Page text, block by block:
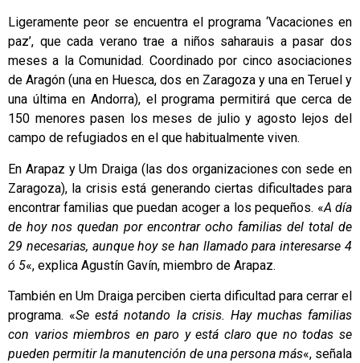
Ligeramente peor se encuentra el programa ‘Vacaciones en
paz’, que cada verano trae a niños saharauis a pasar dos
meses a la Comunidad. Coordinado por cinco asociaciones
de Aragón (una en Huesca, dos en Zaragoza y una en Teruel y
una última en Andorra), el programa permitirá que cerca de
150 menores pasen los meses de julio y agosto lejos del
campo de refugiados en el que habitualmente viven.
En Arapaz y Um Draiga (las dos organizaciones con sede en
Zaragoza), la crisis está generando ciertas dificultades para
encontrar familias que puedan acoger a los pequeños. «A día
de hoy nos quedan por encontrar ocho familias del total de
29 necesarias, aunque hoy se han llamado para interesarse 4
ó 5«, explica Agustín Gavín, miembro de Arapaz.
También en Um Draiga perciben cierta dificultad para cerrar el
programa. «Se está notando la crisis. Hay muchas familias
con varios miembros en paro y está claro que no todas se
pueden permitir la manutención de una persona más«, señala